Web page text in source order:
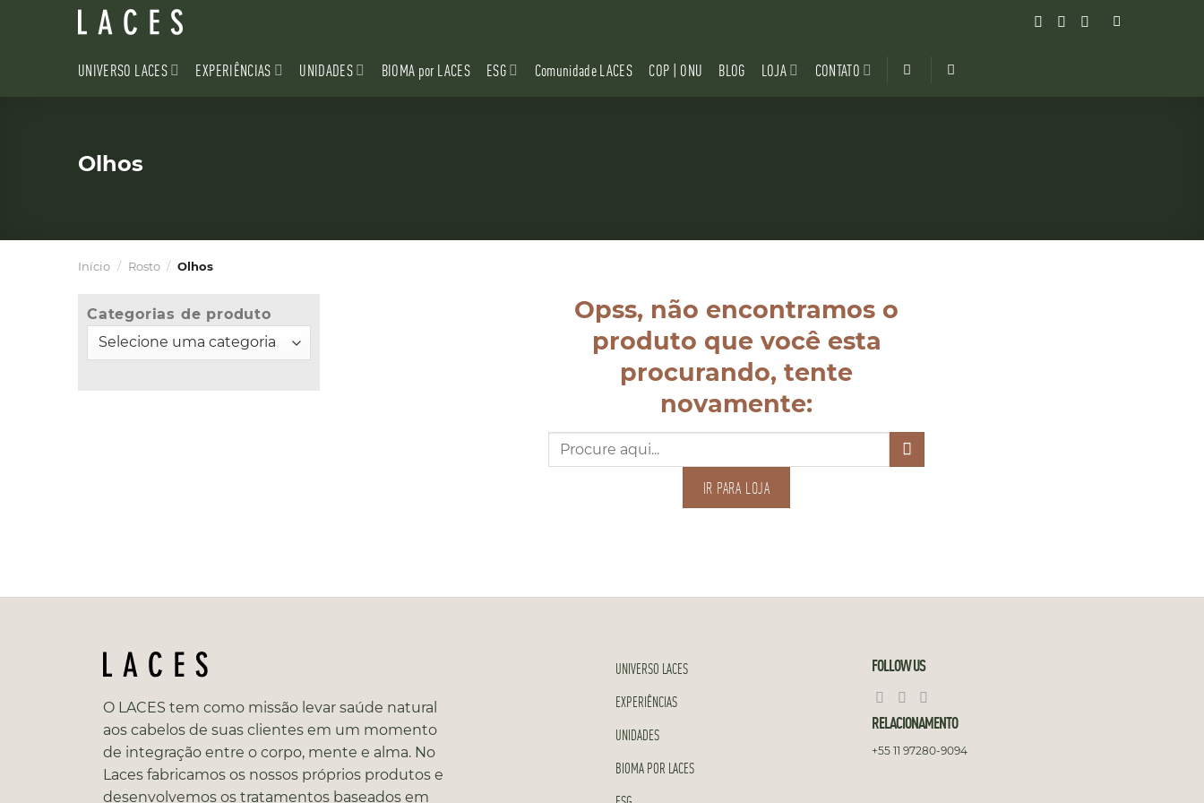
UNIVERSO LACES EXPERIÊNCIAS UNIDADES BIOMA por LACES ESG Comunidade LACES COP | ONU BLOG LOJA CONTATO
Olhos
Início / Rosto / Olhos
Categorias de produto
Opss, não encontramos o
produto que você esta
procurando, tente
novamente:
Pesquisar
IR PARA LOJA
O LACES tem como missão levar saúde natural
aos cabelos de suas clientes em um momento
de integração entre o corpo, mente e alma. No
Laces fabricamos os nossos próprios produtos e
desenvolvemos os tratamentos baseados em
UNIVERSO LACES
EXPERIÊNCIAS
UNIDADES
BIOMA POR LACES
FOLLOW US
RELACIONAMENTO
+55 11 97280-9094